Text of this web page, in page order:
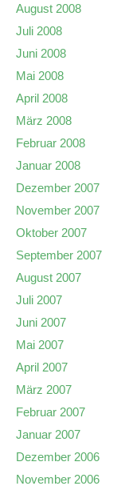
August 2008
Juli 2008
Juni 2008
Mai 2008
April 2008
März 2008
Februar 2008
Januar 2008
Dezember 2007
November 2007
Oktober 2007
September 2007
August 2007
Juli 2007
Juni 2007
Mai 2007
April 2007
März 2007
Februar 2007
Januar 2007
Dezember 2006
November 2006